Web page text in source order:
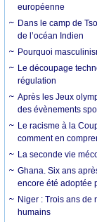
européenne
Dans le camp de
de l’océan Indien
Pourquoi
Le découpage
régulation
Après les Jeux
des évènements
Le racisme à la
comment en
La seconde vie
Ghana. Six ans
encore été adoptée
Niger : Trois ans de
humains